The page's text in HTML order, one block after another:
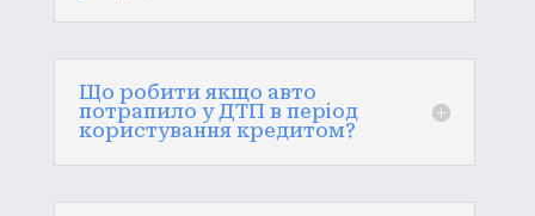
Що робити якщо авто
потрапило у ДТП в період
користування кредитом?